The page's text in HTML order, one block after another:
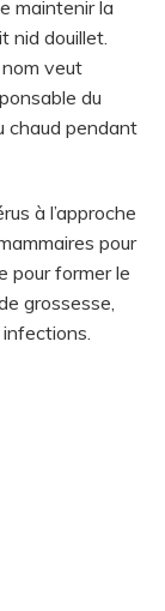
maintenir la
nid douillet.
nom veut
du
chaud pendant
à l’approche
pour
pour former le
grossesse,